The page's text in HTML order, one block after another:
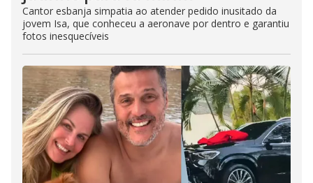
Cantor esbanja simpatia ao atender pedido inusitado da
jovem Isa, que conheceu a aeronave por dentro e garantiu
fotos inesquecíveis